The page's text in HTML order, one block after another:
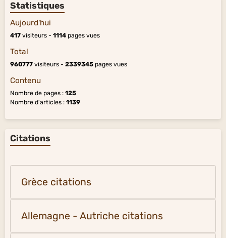
Statistiques
Aujourd'hui
417 visiteurs - 1114 pages vues
Total
960777 visiteurs - 2339345 pages vues
Contenu
Nombre de pages : 125
Nombre d'articles : 1139
Citations
Grèce citations
Allemagne - Autriche citations